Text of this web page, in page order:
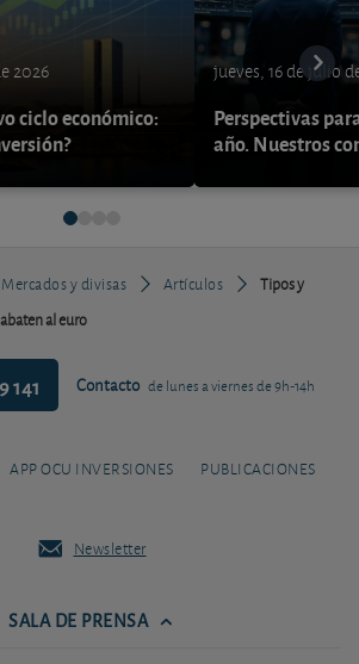
2026
ciclo económico:
jueves, 16 de julio
Perspectivas
año. Nuestros
Mercados y divisas Artículos
Tipos y
al euro
141 Contacto de lunes a viernes de 9h-14h
APP OCU INVERSIONES PUBLICACIONES
Newsletter
SALA DE PRENSA